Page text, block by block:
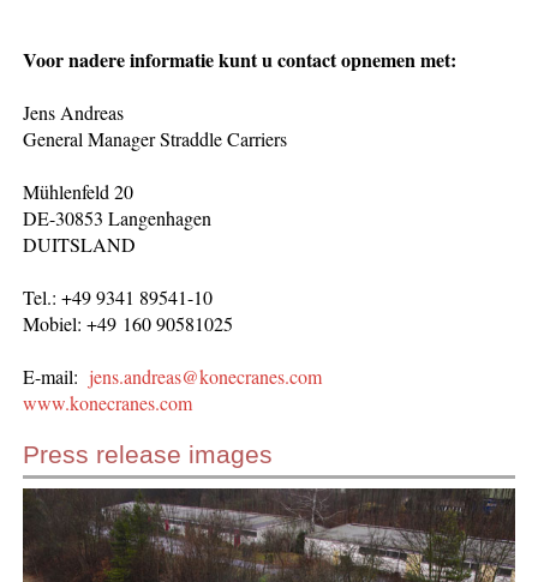
Voor nadere informatie kunt u contact opnemen met:
Jens Andreas
General Manager Straddle Carriers
Mühlenfeld 20
DE-30853 Langenhagen
DUITSLAND
Tel.: +49 9341 89541-10
Mobiel: +49 160 90581025
E-mail:jens.andreas@konecranes.com
www.konecranes.com
Press release images